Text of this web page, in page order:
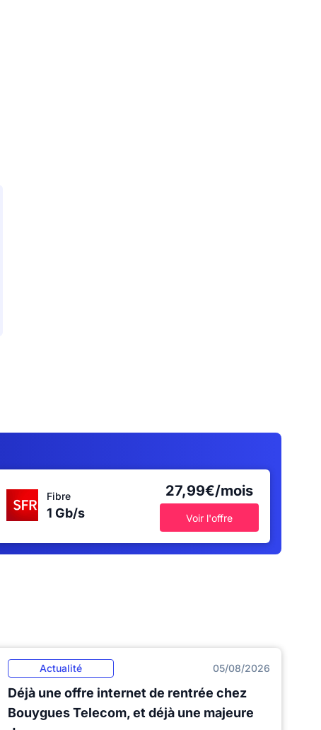
Fibre
1 Gb/s
27,99€/mois
Voir l'offre
Actualité 05/08/2026
Déjà une offre internet de rentrée chez
Bouygues Telecom, et déjà une majeure